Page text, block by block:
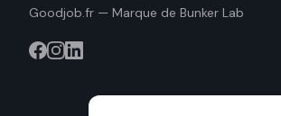
Goodjob.fr — Marque de Bunker Lab